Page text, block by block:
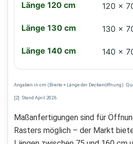
120 ×
130 ×
140 ×
Angaben in cm (Breite × Länge der Deckenöffnung).
[2]. Stand April 2026.
Maßanfertigungen sind für
Rasters möglich – der Markt